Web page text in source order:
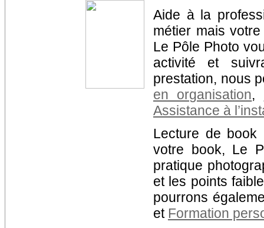
Aide à la
métier mais
Le Pôle Photo
activité et
prestation, nous
en organisation,
Assistance à
Lecture de book
votre book, Le
pratique
et les points
pourrons
et Formation